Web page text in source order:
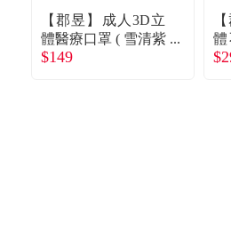
【郡昱】成人3D立
體醫療口罩 ( 雪清紫
/ 30入 / 盒 )
$149
(